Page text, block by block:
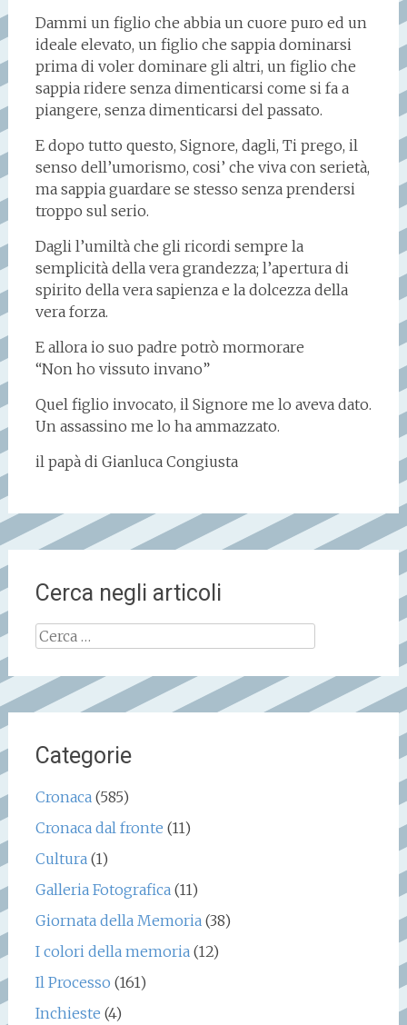
Dammi un figlio che abbia un cuore puro ed un
ideale elevato, un figlio che sappia dominarsi
prima di voler dominare gli altri, un figlio che
sappia ridere senza dimenticarsi come si fa a
piangere, senza dimenticarsi del passato.
E dopo tutto questo, Signore, dagli, Ti prego, il
senso dell’umorismo, cosi’ che viva con serietà,
ma sappia guardare se stesso senza prendersi
troppo sul serio.
Dagli l’umiltà che gli ricordi sempre la
semplicità della vera grandezza; l’apertura di
spirito della vera sapienza e la dolcezza della
vera forza.
E allora io suo padre potrò mormorare
“Non ho vissuto invano”
Quel figlio invocato, il Signore me lo aveva dato.
Un assassino me lo ha ammazzato.
il papà di Gianluca Congiusta
Cerca negli articoli
Ricerca
per:
Categorie
Cronaca (585)
Cronaca dal fronte (11)
Cultura (1)
Galleria Fotografica (11)
Giornata della Memoria (38)
I colori della memoria (12)
Il Processo (161)
Inchieste (4)